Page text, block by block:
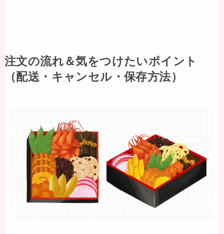
注文の流れ＆気をつけたいポイント
（配送・キャンセル・保存方法）